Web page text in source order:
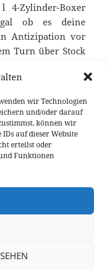
wir Technologien
und/oder darauf
können wir
auf dieser Website
erteilst oder
Funktionen
Zylinder-Boxer
ob es deine
Antizipation vor
Turn über Stock
pro Minute
verbunden, denn
instinktiv auf.
oder der
auf 48 km/h, die